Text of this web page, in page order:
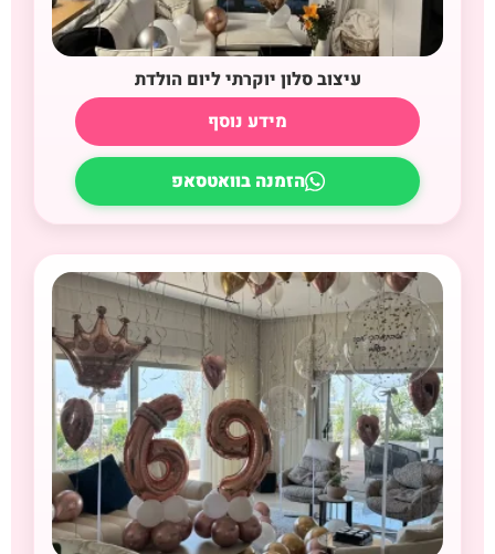
עיצוב סלון יוקרתי ליום הולדת
מידע נוסף
הזמנה בוואטסאפ